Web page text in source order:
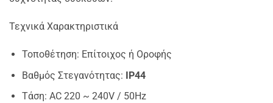
Τεχνικά Χαρακτηριστικά
Τοποθέτηση: Επίτοιχος ή Οροφής
Βαθμός Στεγανότητας: IP44
Τάση: AC 220 ~ 240V / 50Hz